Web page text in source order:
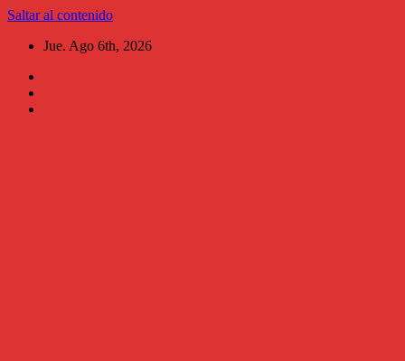
Saltar al contenido
Jue. Ago 6th, 2026